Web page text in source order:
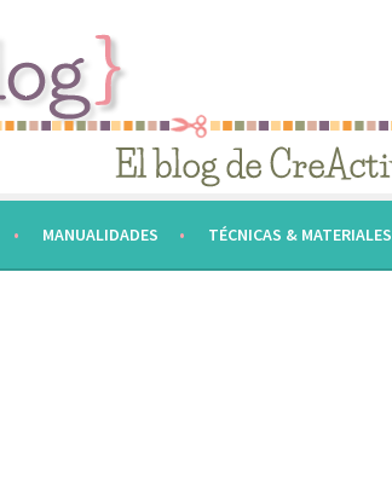
MANUALIDADES TÉCNICAS & MATERIALES